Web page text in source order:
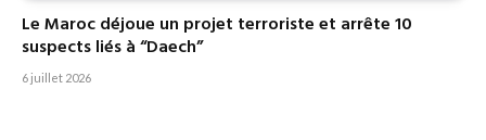
Le Maroc déjoue un projet terroriste et arrête 10
suspects liés à “Daech”
6 juillet 2026